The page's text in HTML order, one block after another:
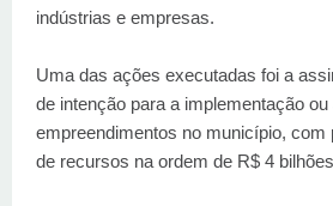
indústrias e empresas.
Uma das ações executadas foi a
de intenção para a implementação
empreendimentos no município, com
de recursos na ordem de R$ 4